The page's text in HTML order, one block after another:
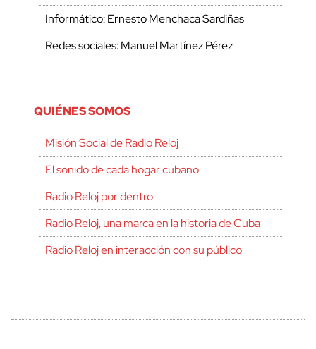
Informático: Ernesto Menchaca Sardiñas
Redes sociales: Manuel Martínez Pérez
QUIÉNES SOMOS
Misión Social de Radio Reloj
El sonido de cada hogar cubano
Radio Reloj por dentro
Radio Reloj, una marca en la historia de Cuba
Radio Reloj en interacción con su público